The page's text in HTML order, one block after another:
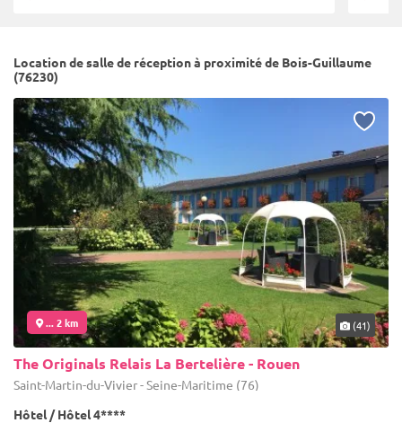
Location de salle de réception à proximité de Bois-Guillaume
(76230)
... 2 km (41)
The Originals Relais La Bertelière - Rouen
Saint-Martin-du-Vivier - Seine-Maritime (76)
Hôtel / Hôtel 4****